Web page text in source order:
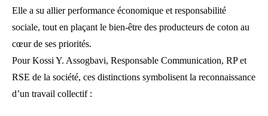
Elle a su allier performance économique et responsabilité
sociale, tout en plaçant le bien-être des producteurs de coton au
cœur de ses priorités.
Pour Kossi Y. Assogbavi, Responsable Communication, RP et
RSE de la société, ces distinctions symbolisent la reconnaissance
d’un travail collectif :